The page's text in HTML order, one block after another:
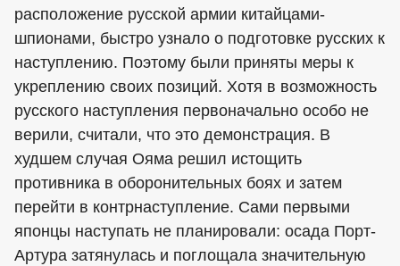
расположение русской армии китайцами-
шпионами, быстро узнало о подготовке русских к
наступлению. Поэтому были приняты меры к
укреплению своих позиций. Хотя в возможность
русского наступления первоначально особо не
верили, считали, что это демонстрация. В
худшем случая Ояма решил истощить
противника в оборонительных боях и затем
перейти в контрнаступление. Сами первыми
японцы наступать не планировали: осада Порт-
Артура затянулась и поглощала значительную